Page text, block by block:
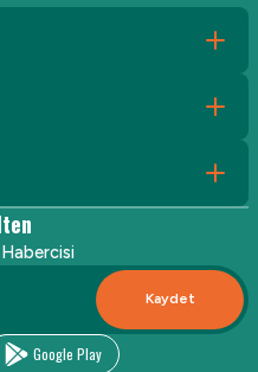
Kaydet
Google Play